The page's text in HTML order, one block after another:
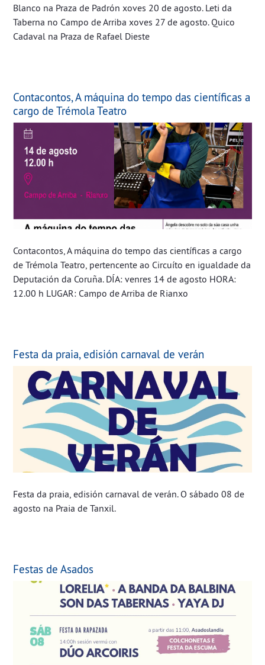
Blanco na Praza de Padrón xoves 20 de agosto. Leti da
Taberna no Campo de Arriba xoves 27 de agosto. Quico
Cadaval na Praza de Rafael Dieste
Contacontos, A máquina do tempo das científicas a
cargo de Trémola Teatro
Contacontos, A máquina do tempo das científicas a cargo
de Trémola Teatro, pertencente ao Circuíto en igualdade da
Deputación da Coruña. DÍA: venres 14 de agosto HORA:
12.00 h LUGAR: Campo de Arriba de Rianxo
Festa da praia, edisión carnaval de verán
Festa da praia, edisión carnaval de verán. O sábado 08 de
agosto na Praia de Tanxil.
Festas de Asados